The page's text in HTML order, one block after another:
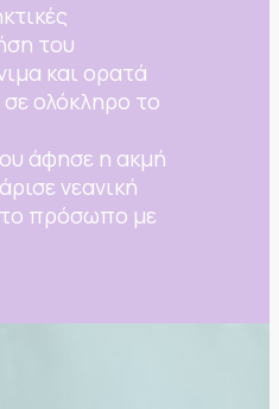
του
και ορατά
ολόκληρο το
άφησε η ακμή
νεανική
πρόσωπο με